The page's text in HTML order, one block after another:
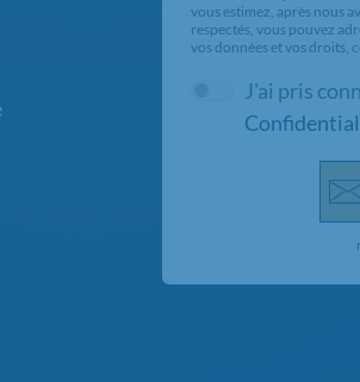
vous estimez, après nous
respectés, vous pouvez
vos données et vos droits,
J'ai pris